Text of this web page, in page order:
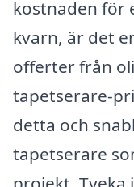
kostnaden för
kvarn, är det
offerter från
tapetserare-
detta och
tapetserare